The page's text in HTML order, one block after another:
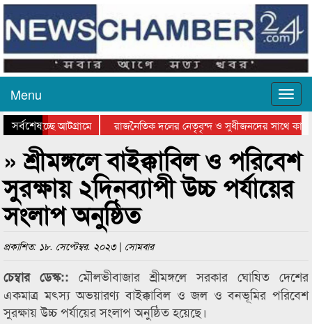
Menu
সর্বশেষ
হচ্ছে আটগ্রামে
রাজনৈতিক দলের নেতৃবৃন্দ ও সুধীজনদের সাথে
পুরস্কার বিতরণ সম্পন্ন
সিলেটে বাংলাদেশ গ্রুপ থিয়েটার ফেডারেশানের
» শ্রীমঙ্গলে বাইক্কাবিল ও পরিবেশ
সুরক্ষায় ২দিনব্যাপী উচ্চ পর্যায়ের
সংলাপ অনুষ্ঠিত
প্রকাশিত: ১৮. সেপ্টেম্বর. ২০২৩ | সোমবার
চেম্বার ডেস্ক:: মৌলভীবাজার শ্রীমঙ্গলে সরকার ঘোষিত দেশের
একমাত্র মৎস্য অভয়ারণ্য বাইক্কাবিল ও জল ও বনভূমির পরিবেশ
সুরক্ষায় উচ্চ পর্যায়ের সংলাপ অনুষ্ঠিত হয়েছে।